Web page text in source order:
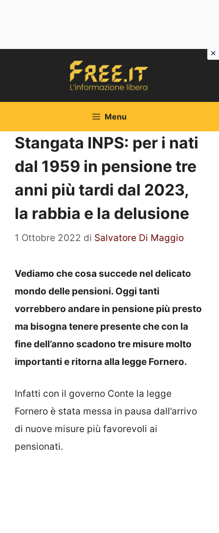
Menu
Stangata INPS: per i nati
dal 1959 in pensione tre
anni più tardi dal 2023,
la rabbia e la delusione
1 Ottobre 2022 di Salvatore Di Maggio
Vediamo che cosa succede nel delicato
mondo delle pensioni. Oggi tanti
vorrebbero andare in pensione più presto
ma bisogna tenere presente che con la
fine dell’anno scadono tre misure molto
importanti e ritorna alla legge Fornero.
Infatti con il governo Conte la legge
Fornero è stata messa in pausa dall’arrivo
di nuove misure più favorevoli ai
pensionati.